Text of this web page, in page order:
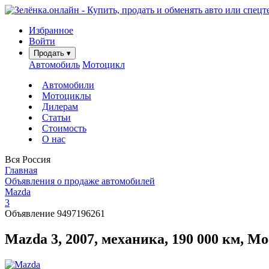
Избранное
Войти
Продать ▾
Автомобиль Мотоцикл
Автомобили
Мотоциклы
Дилерам
Статьи
Стоимость
О нас
Вся Россия
Главная
Объявления о продаже автомобилей
Mazda
3
Объявление 9497196261
Mazda 3, 2007, механика, 190 000 км,